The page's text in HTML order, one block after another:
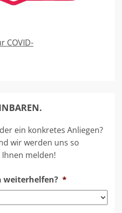
COVID-
ein konkretes Anliegen?
wir werden uns so
melden!
weiterhelfen? *